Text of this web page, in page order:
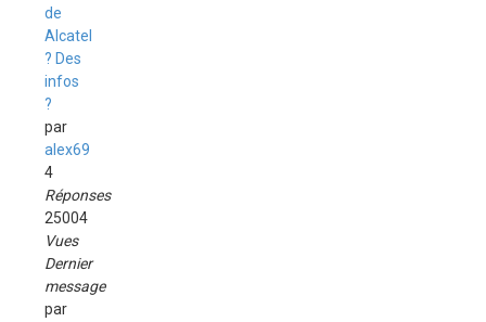
de
Alcatel
? Des
infos
?
par
alex69
4
Réponses
25004
Vues
Dernier
message
par